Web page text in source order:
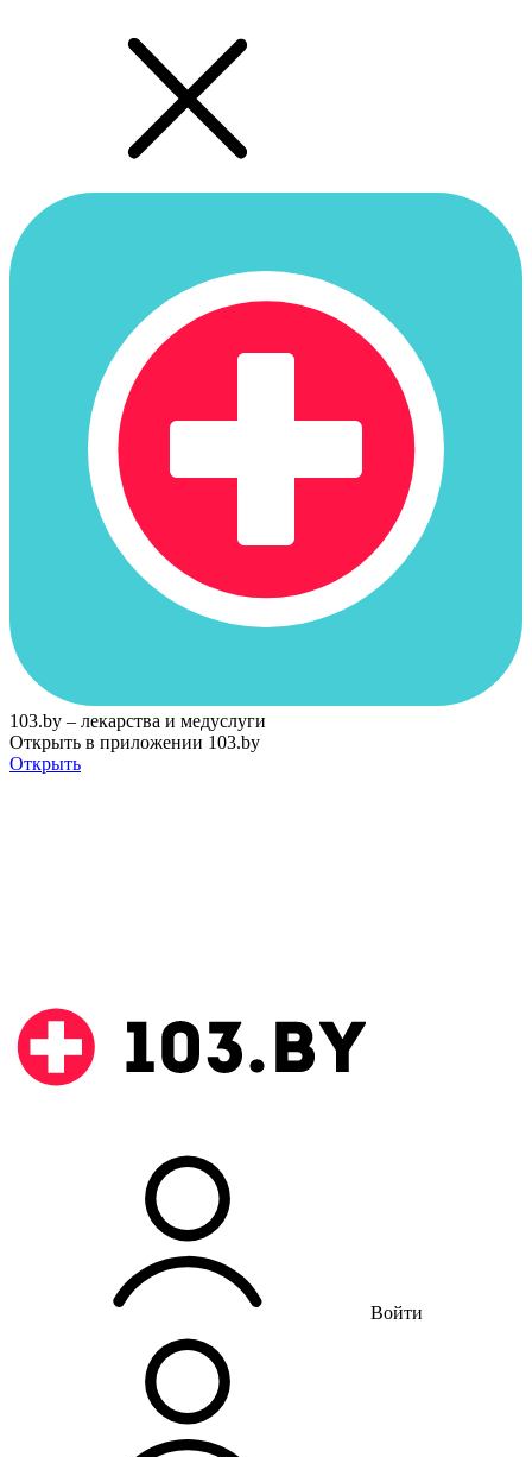
103.by – лекарства и медуслуги
Открыть в приложении 103.by
Открыть
Войти